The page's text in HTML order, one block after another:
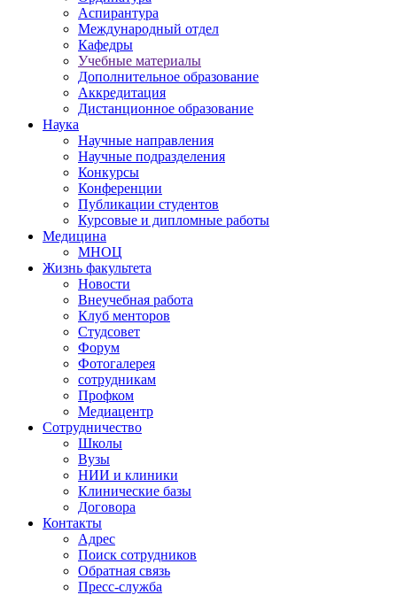
Аспирантура
Международный отдел
Кафедры
Учебные материалы
Дополнительное образование
Аккредитация
Дистанционное образование
Наука
Научные направления
Научные подразделения
Конкурсы
Конференции
Публикации студентов
Курсовые и дипломные работы
Медицина
МНОЦ
Жизнь факультета
Новости
Внеучебная работа
Клуб менторов
Студсовет
Форум
Фотогалерея
сотрудникам
Профком
Медиацентр
Сотрудничество
Школы
Вузы
НИИ и клиники
Клинические базы
Договора
Контакты
Адрес
Поиск сотрудников
Обратная связь
Пресс-служба